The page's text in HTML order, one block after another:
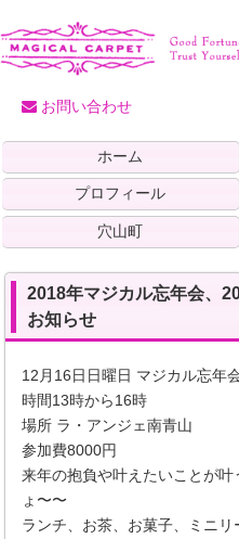
お問い合わせ
ホーム
プロフィール
穴山町
2018年マジカル忘年会、
お知らせ
12月16日日曜日 マジカル忘年
時間13時から16時
場所 ラ・アンジェ南青山
参加費8000円
来年の抱負や叶えたいことが
ょ〜〜
ランチ、お茶、お菓子、ミニリ